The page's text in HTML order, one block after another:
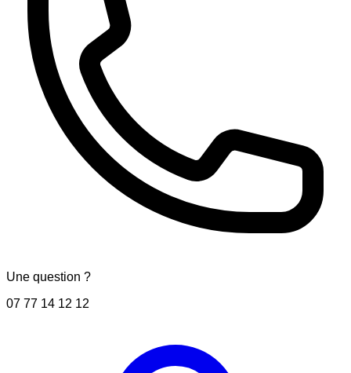
Une question ?
07 77 14 12 12